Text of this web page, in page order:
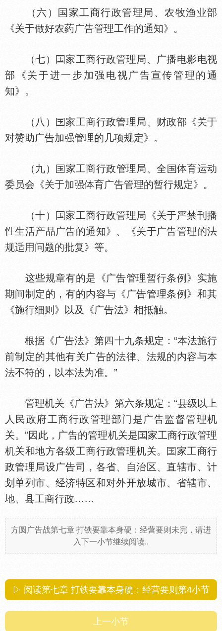
（六）
家工商行政管理局、农牧渔业部
《关于做好农葯广告管理工作的通知》。
（七）
家工商行政管理局、广播电影电视
部《关于进一步加强电视广告宣传管理的通
知》。
（八）
家工商行政管理局、财政部《关于
对赞助广告加强管理的几项规定》。
（九） 家工商行政管理局、全
育运动
委员会《关于加强
育广告管理的暂行规定》。
（十）
家工商行政管理局《关于严禁刊播
生活产品广告的通知》、《关于广告管理的法
规适用问题的批复》等。
这些规章有的是《广告管理暂行条例》实施
期间制定的，有的内容与《广告管理条例》和其
《施行细则》以及《广告法》相抵触。
根据《广告法》第四十九条规定：“本法施行
前制定的其他有关广告的法律、法规的内容与本
法不符的，以本法为准。”
管理机关《广告法》第六条规定：“县级以上
人民政府工商行政管理部门是广告监督管理机
关。”因此，广告的管理机关是
家工商行政管理
机关和地方各级工商行政管理机关。
家工商行
政管理局设广告司，各省、自治区、直辖市、计
划单列市、经济特区和对外开放城市、省辖市、
地、县工商行政……
方圆广告战第七章 打铁要靠本身硬：经营要则未完，请进
入下一小节继续阅读..
▷ 阅读第七章 打铁要靠本身硬：经营要则第4小节
上一小节